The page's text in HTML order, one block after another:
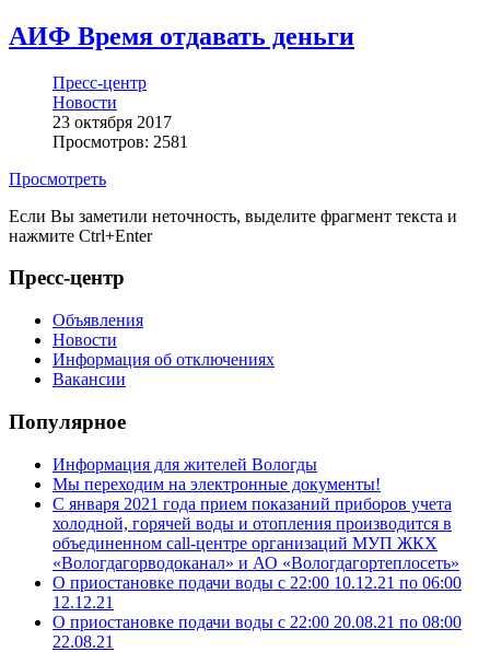
АИФ Время отдавать деньги
Пресс-центр
Новости
23 октября 2017
Просмотров: 2581
Просмотреть
Если Вы заметили неточность, выделите фрагмент текста и
нажмите Ctrl+Enter
Пресс-центр
Объявления
Новости
Информация об отключениях
Вакансии
Популярное
Информация для жителей Вологды
Мы переходим на электронные документы!
С января 2021 года прием показаний приборов учета
холодной, горячей воды и отопления производится в
объединенном call-центре организаций МУП ЖКХ
«Вологдагорводоканал» и АО «Вологдагортеплосеть»
О приостановке подачи воды с 22:00 10.12.21 по 06:00
12.12.21
О приостановке подачи воды с 22:00 20.08.21 по 08:00
22.08.21